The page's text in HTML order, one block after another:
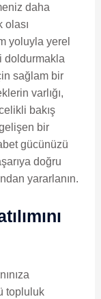
daha
olası
yoluyla yerel
doldurmakla
sağlam bir
varlığı,
bakış
bir
gücünüzü
doğru
yararlanın.
topluluk